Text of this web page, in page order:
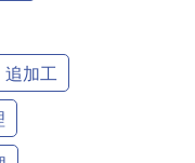
追加工